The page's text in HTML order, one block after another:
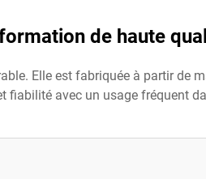
de haute
Elle est fabriquée à partir de
fiabilité avec un usage fréquent